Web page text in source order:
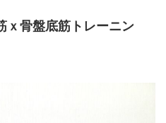
ｘ骨盤底筋トレーニン